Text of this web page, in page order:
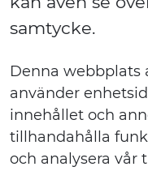
samtycke.
Denna webbplats
använder
innehållet och
tillhandahålla
och analysera vår